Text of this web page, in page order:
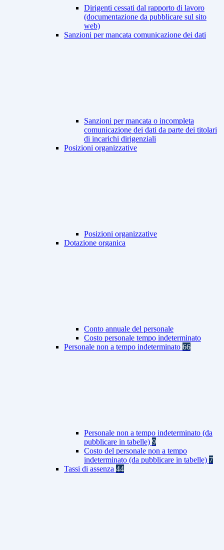
Dirigenti cessati dal rapporto di lavoro
(documentazione da pubblicare sul sito
web)
Sanzioni per mancata comunicazione dei dati
Sanzioni per mancata o incompleta
comunicazione dei dati da parte dei titolari
di incarichi dirigenziali
Posizioni organizzative
Posizioni organizzative
Dotazione organica
Conto annuale del personale
Costo personale tempo indeterminato
Personale non a tempo indeterminato 66
Personale non a tempo indeterminato (da
pubblicare in tabelle) 9
Costo del personale non a tempo
indeterminato (da pubblicare in tabelle) 7
Tassi di assenza 44